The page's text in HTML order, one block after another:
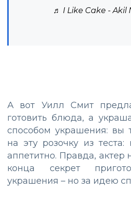
♬ I Like Cake - Akil
А вот Уилл Смит
готовить блюда, а
способом украшения: вы
на эту розочку из
аппетитно. Правда, актер
конца секрет
украшения – но за идею